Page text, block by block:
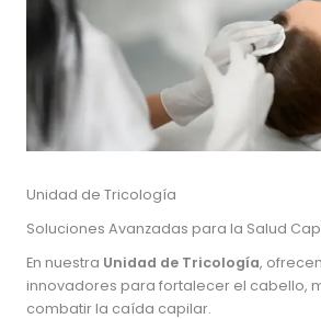
Unidad de Tricología
Soluciones Avanzadas para la Salud
En nuestra Unidad de Tricología,
innovadores para fortalecer el cabello,
combatir la caída capilar.